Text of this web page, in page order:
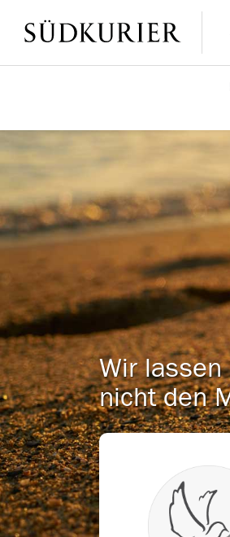
Wir
nicht den